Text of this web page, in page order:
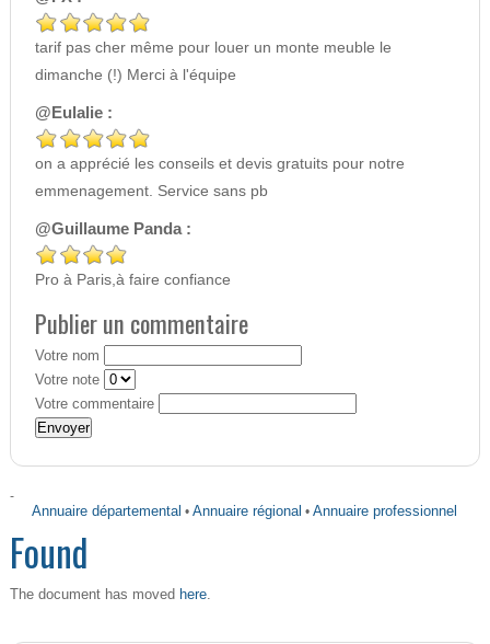
tarif pas cher même pour louer un monte meuble le
dimanche (!) Merci à l'équipe
@Eulalie :
on a apprécié les conseils et devis gratuits pour notre
emmenagement. Service sans pb
@Guillaume Panda :
Pro à Paris,à faire confiance
Publier un commentaire
Votre nom
Votre note
Votre commentaire
-
Annuaire départemental •Annuaire régional •Annuaire professionnel
Found
The document has moved here.